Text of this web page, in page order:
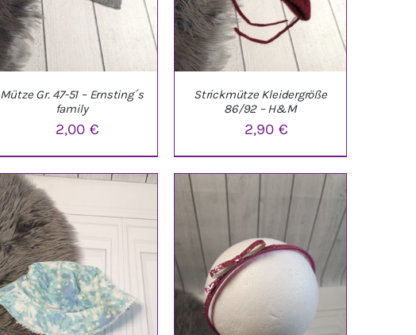
IN DEN WARENKORB
/
DETAILS
Mütze Gr. 47-51 – Ernsting´s
family
2,00€
IN DEN WARENKORB
Strickmütze Kleidergröße
86/92 – H&M
2,90€